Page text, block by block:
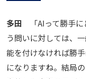
多田 「AIって勝手に
う問いに対しては、
能を付けなければ勝
になりますね。結局